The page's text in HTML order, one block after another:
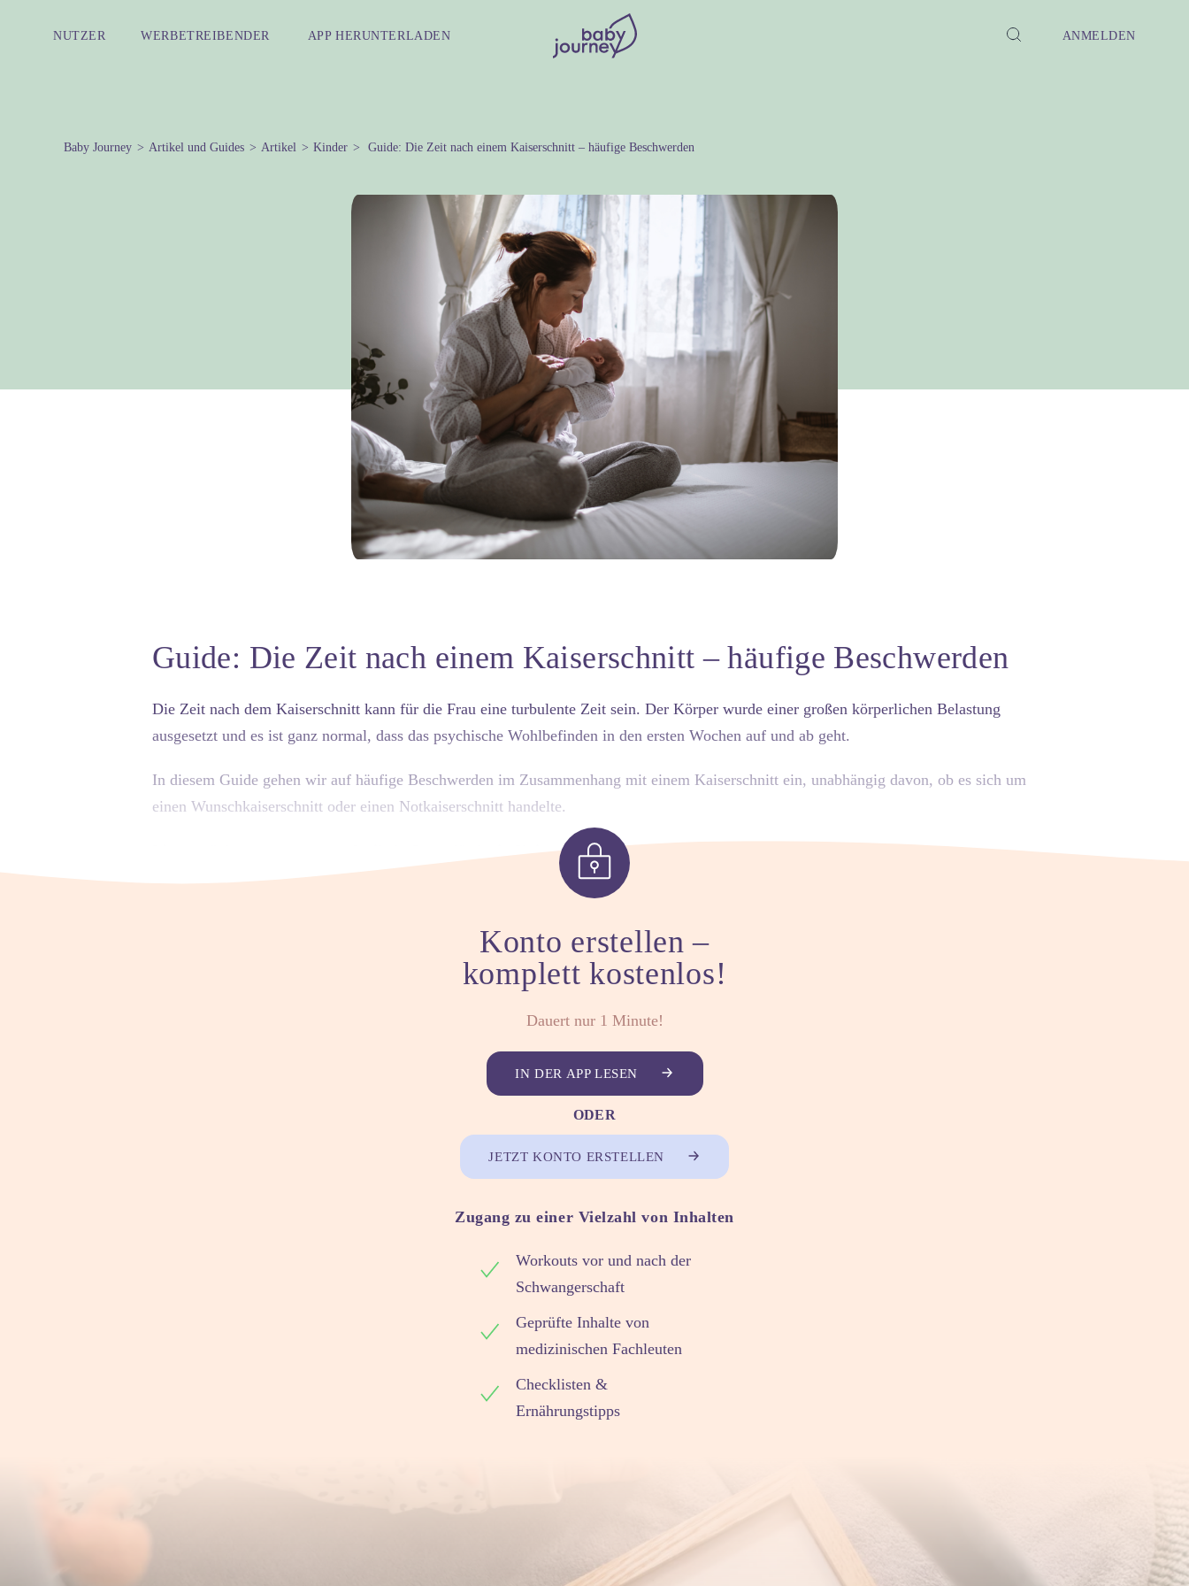
NUTZER WERBETREIBENDER APP HERUNTERLADEN ANMELDEN
Baby Journey Artikel und Guides Artikel Kinder Guide: Die Zeit nach einem Kaiserschnitt – häufige Beschwerden
Guide: Die Zeit nach einem Kaiserschnitt – häufige Beschwerden
Die Zeit nach dem Kaiserschnitt kann für die Frau eine turbulente Zeit sein. Der Körper wurde einer großen körperlichen Belastung
ausgesetzt und es ist ganz normal, dass das psychische Wohlbefinden in den ersten Wochen auf und ab geht.
In diesem Guide gehen wir auf häufige Beschwerden im Zusammenhang mit einem Kaiserschnitt ein, unabhängig davon, ob es sich um
einen Wunschkaiserschnitt oder einen Notkaiserschnitt handelte.
Lies zunächst gerne unseren Artikel „So verläuft ein Kaiserschnitt“
Wenn du während deines Kaiserschnitts sediert wirst, ist es normal, dass du dich danach müde fühlst und dir etwas übel ist. Die
Hebamme wird deinen Bauch abtasten und sicherstellen, dass sich die Gebärmutter richtig zusammengezogen hat. Sie wird zudem
während der Operation über Nacht eingeführt, in anderen Fällen nimmt die Hebamme ihn bereits am selben Tag heraus.
Schmerzen nach Kaiserschnitt sind normal und die Wunde am Bauch kann für ein paar Wochen, manchmal länger, weh tun. Es ist
jedoch wichtig, dass du dich jeden Tag besser und besser fühlst und die Bandage regelmäßig ärztlich überprüft wird. Dir werden in der
Heilung und dafür, dass der Darm nach der Operation wieder in Schwung kommt. Treppen steigen, mit dem Kinderwagen spazieren
Konto erstellen –
komplett kostenlos!
Dauert nur 1 Minute!
IN DER APP LESEN
ODER
JETZT KONTO ERSTELLEN
Zugang zu einer Vielzahl von Inhalten
Workouts vor und nach der
Schwangerschaft
Geprüfte Inhalte von
medizinischen Fachleuten
Checklisten &
Ernährungstipps